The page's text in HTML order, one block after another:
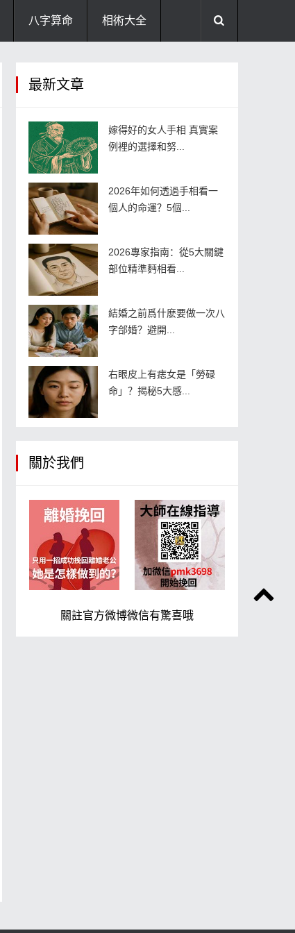
八字算命 相術大全
最新文章
嫁得好的女人手相 真實案
例裡的選擇和努...
2026年如何透過手相看一
個人的命運？5個...
2026專家指南：從5大關鍵
部位精準麪相看...
結婚之前爲什麽要做一次八
字郃婚？避開...
右眼皮上有痣女是「勞碌
命」？揭秘5大感...
關於我們
關註官方微博微信有驚喜哦